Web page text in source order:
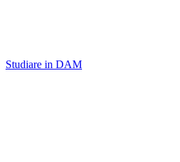
Studiare in DAM